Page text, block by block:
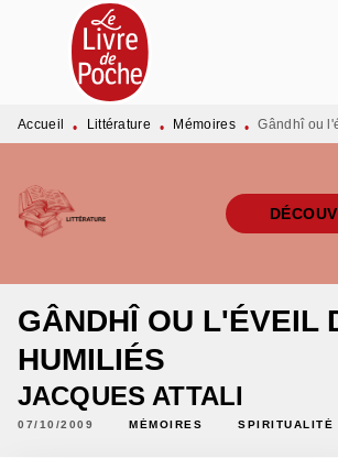
MENU RECHERCHE
PIED DE PAGE
Accueil • Littérature • Mémoires • Gândhî ou
GÂNDHÎ OU L'ÉVEIL
HUMILIÉS
JACQUES ATTALI
07/10/2009 MÉMOIRES SPIRITUALITÉ